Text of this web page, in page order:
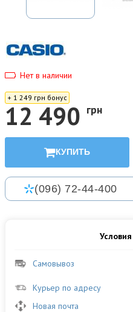
Нет в наличии
+ 1 249 грн бонус
12 490 грн
КУПИТЬ
(096) 72-44-400
Самовывоз
Курьер по адресу
Новая почта